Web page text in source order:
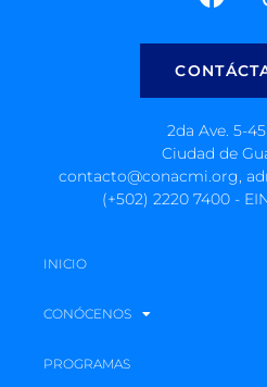
2da Ave. 5-45
Ciudad de
contacto@conacmi.org,
(+502) 2220 7400 -
INICIO
CONÓCENOS
PROGRAMAS